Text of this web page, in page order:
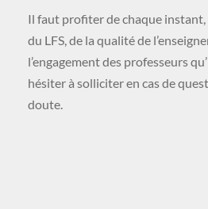
Il faut profiter de chaque
du LFS, de la qualité de
l’engagement des professeurs
hésiter à solliciter en cas de
doute.